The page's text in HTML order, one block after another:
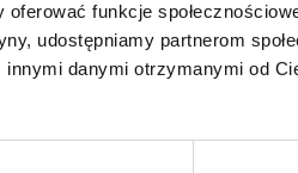
funkcje
udostępniamy partnerom
danymi otrzymanymi od